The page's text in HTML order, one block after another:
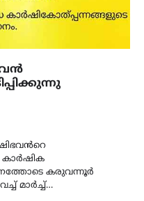
കാർഷിക
കരുവന്നൂർ
മാർച്ച്…